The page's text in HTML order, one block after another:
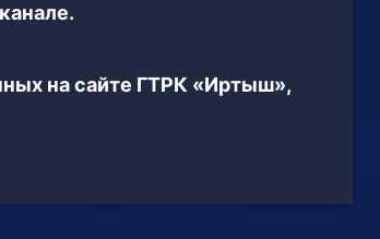
на сайте ГТРК «Иртыш»,